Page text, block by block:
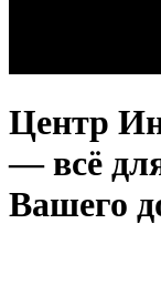
Центр
— всё
Вашего